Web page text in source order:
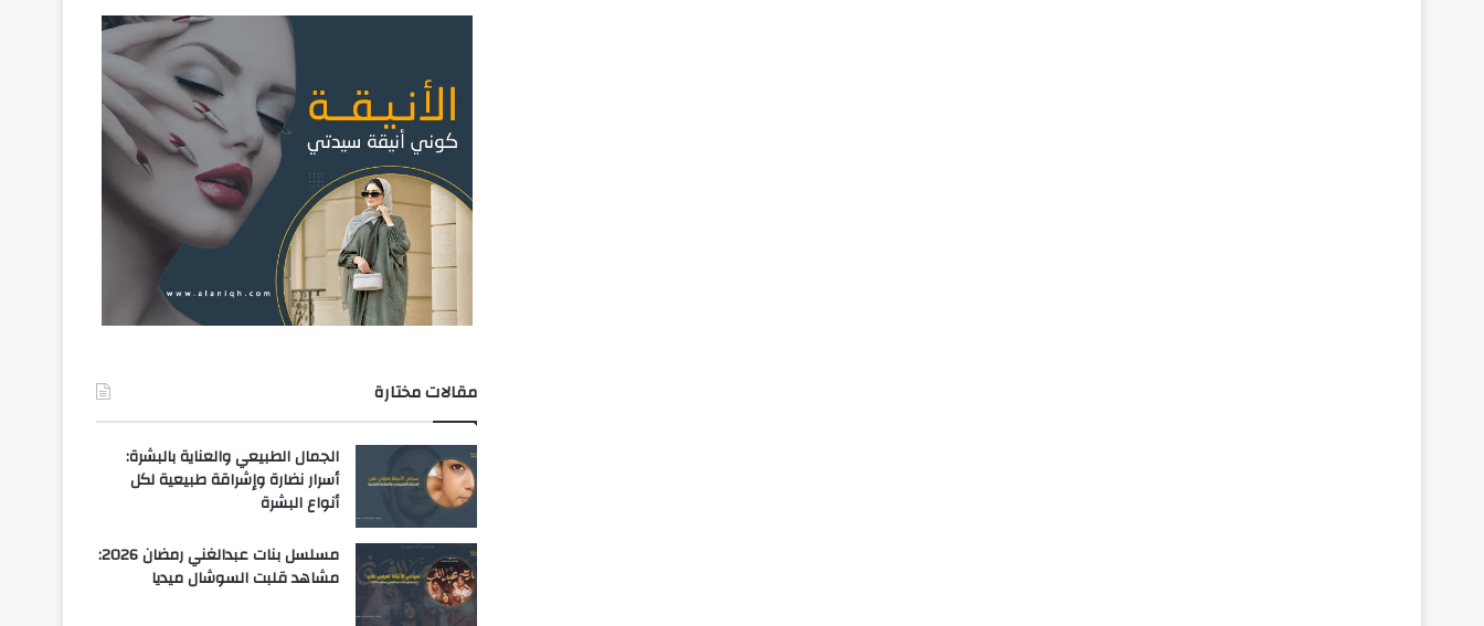
مقالات مختارة
الجمال الطبيعي والعناية بالبشرة:
أسرار نضارة وإشراقة طبيعية لكل
أنواع البشرة
مسلسل بنات عبدالغني رمضان 2026:
مشاهد قلبت السوشال ميديا